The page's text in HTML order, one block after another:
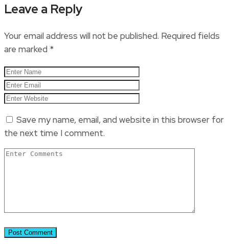
Leave a Reply
Your email address will not be published. Required fields
are marked *
Save my name, email, and website in this browser for
the next time I comment.